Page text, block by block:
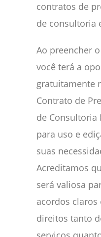
contratos de
de consultoria
Ao preencher
você terá a
gratuitamente
Contrato de
de Consultoria
para uso e
suas
Acreditamos
será valiosa
acordos claros
direitos tanto